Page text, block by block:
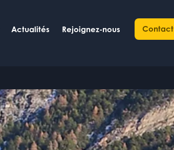
Actualités Rejoignez-nous Contact